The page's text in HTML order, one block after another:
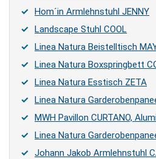
Hom´in Armlehnstuhl JENNY
Landscape Stuhl COOL
Linea Natura Beistelltisch
Linea Natura Boxspringbett
Linea Natura Esstisch ZETA
Linea Natura
MWH Pavillon CURTANO,
Linea Natura
Johann Jakob Armlehnstuhl